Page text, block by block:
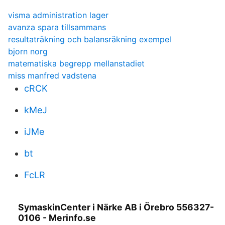
visma administration lager
avanza spara tillsammans
resultaträkning och balansräkning exempel
bjorn norg
matematiska begrepp mellanstadiet
miss manfred vadstena
cRCK
kMeJ
iJMe
bt
FcLR
SymaskinCenter i Närke AB i Örebro 556327-
0106 - Merinfo.se